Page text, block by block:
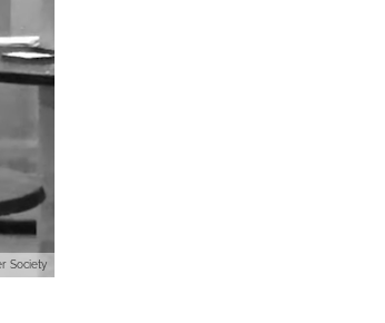
Society